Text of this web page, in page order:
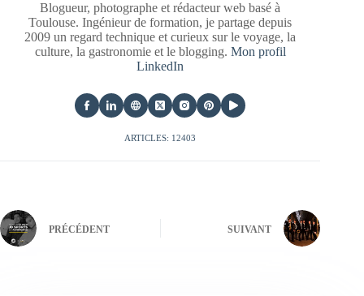
Blogueur, photographe et rédacteur web basé à
Toulouse. Ingénieur de formation, je partage depuis
2009 un regard technique et curieux sur le voyage, la
culture, la gastronomie et le blogging. Mon profil
LinkedIn
ARTICLES: 12403
PRÉCÉDENT SUIVANT